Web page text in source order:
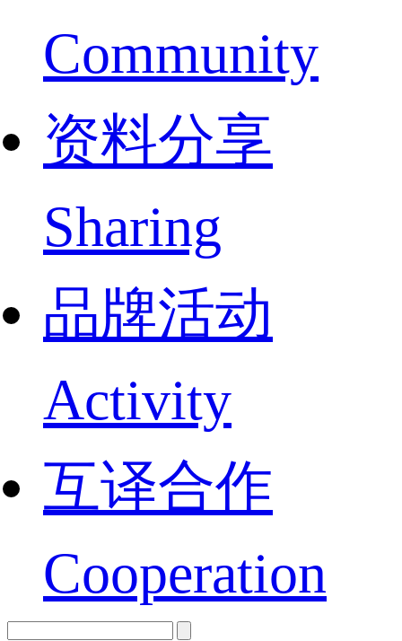
Community
资料分享
Sharing
品牌活动
Activity
互译合作
Cooperation